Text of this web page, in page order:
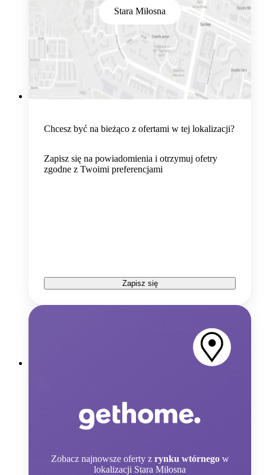
Stara Miłosna
Chcesz być na bieżąco z ofertami w tej lokalizacji?
Zapisz się na powiadomienia i otrzymuj ofetry
zgodne z Twoimi preferencjami
Zapisz się
Zobacz najnowsze oferty z rynku wtórnego w
lokalizacji Stara Miłosna